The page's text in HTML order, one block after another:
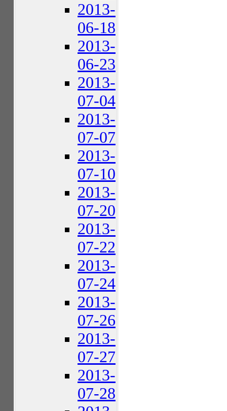
2013-
06-18
2013-
06-23
2013-
07-04
2013-
07-07
2013-
07-10
2013-
07-20
2013-
07-22
2013-
07-24
2013-
07-26
2013-
07-27
2013-
07-28